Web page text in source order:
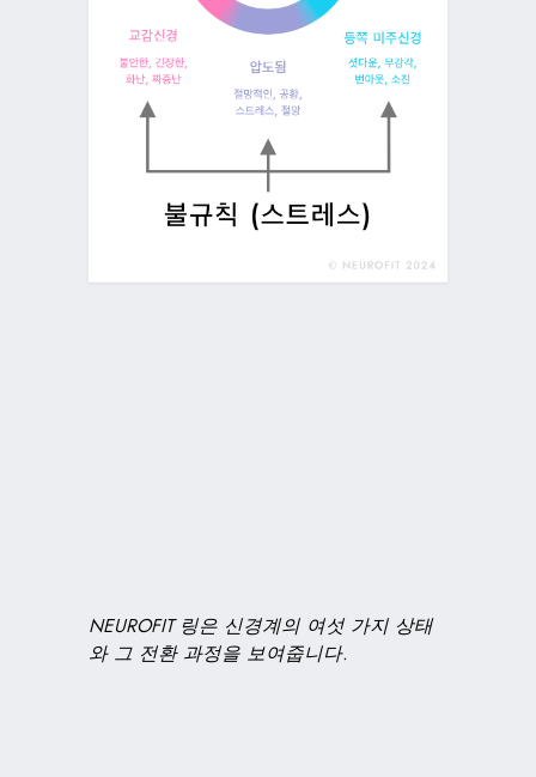
NEUROFIT 링은 신경계의 여섯 가지 상태
와 그 전환 과정을 보여줍니다.